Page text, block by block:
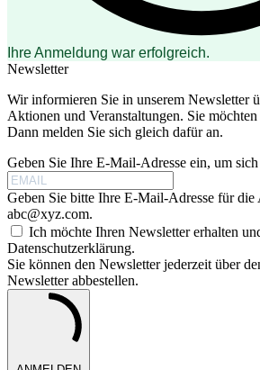
Ihre Anmeldung war erfolgreich.
Newsletter
Wir informieren Sie in unserem Newsletter
Aktionen und Veranstaltungen. Sie
Dann melden Sie sich gleich dafür an.
Geben Sie Ihre E-Mail-Adresse ein, um
Geben Sie bitte Ihre E-Mail-Adresse für die
abc@xyz.com.
Ich möchte Ihren Newsletter erhalten
Datenschutzerklärung.
Sie können den Newsletter jederzeit über
Newsletter abbestellen.